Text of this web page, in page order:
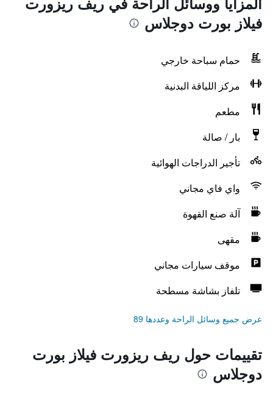
فيلاز بورت دوجلاس
حمام سباحة خارجي
مركز اللياقة البدنية
مطعم
بار / صالة
تأجير الدراجات الهوائية
واي فاي مجاني
آلة صنع القهوة
مقهى
موقف سيارات مجاني
تلفاز بشاشة مسطحة
عرض جميع وسائل الراحة وعددها 89
تقييمات حول ريف ريزورت فيلاز بورت
دوجلاس